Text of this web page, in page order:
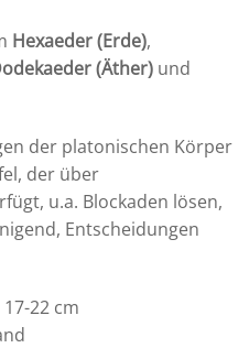
Hexaeder (Erde),
(Äther) und
der platonischen Körper
der über
u.a. Blockaden lösen,
Entscheidungen
22 cm